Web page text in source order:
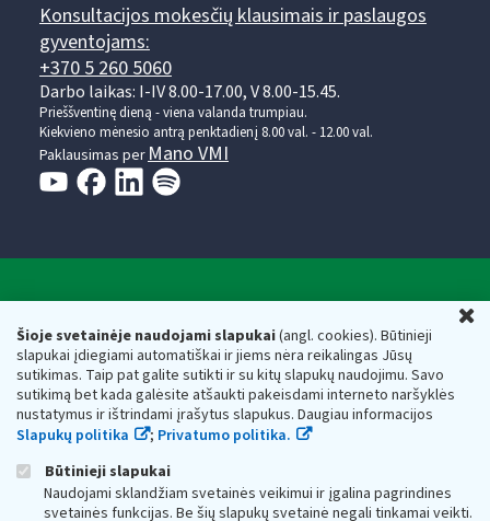
Šioje svetainėje naudojami slapukai(angl. cookies). Būtinieji
slapukai įdiegiami automatiškai ir jiems nėra reikalingas Jūsų
sutikimas. Taip pat galite sutikti ir su kitų slapukų naudojimu. Savo
sutikimą bet kada galėsite atšaukti pakeisdami interneto naršyklės
nustatymus ir ištrindami įrašytus slapukus. Daugiau informacijos
Slapukų politika
; Privatumo politika.
Būtinieji slapukai
Naudojami sklandžiam svetainės veikimui ir įgalina pagrindines
svetainės funkcijas. Be šių slapukų svetainė negali tinkamai veikti.
Konsultacijos mokesčių klausimais ir paslaugos
gyventojams:
+370 5 260 5060
Darbo laikas: I-IV 8.00-17.00, V 8.00-15.45.
Prieššventinę dieną - viena valanda trumpiau.
Kiekvieno mėnesio antrą penktadienį 8.00 val. - 12.00 val.
Paklausimas per Mano VMI
Respublikos finansų ministerijos
Biudžetinė įstaiga. Juridinio asmens kodas — 188659752,
adresas: Vasario 16-osios g. 14, 01107 Vilnius, Lietuva, el.paštas:
vmi@vmi.lt, E. pristatymo dėžutės adresas 188659752
Duomenys apie Valstybinę mokesčių inspekciją prie Lietuvos
Respublikos finansų ministerijos kaupiami ir saugomi Juridinių